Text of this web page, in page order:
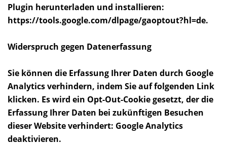
Plugin herunterladen und installieren:
https://tools.google.com/dlpage/gaoptout?hl=de.
Widerspruch gegen Datenerfassung
Sie können die Erfassung Ihrer Daten durch Google
Analytics verhindern, indem Sie auf folgenden Link
klicken. Es wird ein Opt-Out-Cookie gesetzt, der die
Erfassung Ihrer Daten bei zukünftigen Besuchen
dieser Website verhindert: Google Analytics
deaktivieren.